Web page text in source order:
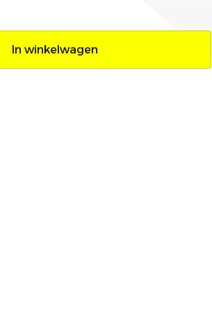
In winkelwagen